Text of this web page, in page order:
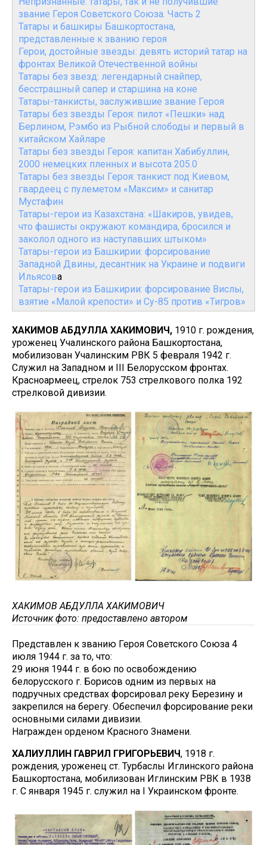
звание Героя Советского Союза. Часть 2
Татары и башкиры Башкортостана,
представленные к званию героя
Герои, достойные звезды: девять историй татар на
фронтах Великой Отечественной войны
Татары без звезд: легендарный снайпер,
бесстрашный сапер и старшина на коне
Татары-танкисты, заслужившие звание Героя
Татары без звезды Героя: пилот «Пешки» над
Берлином, Рэмбо из Рыбной слободы и первый в
китайском Хайларе
Татары без звезды Героя: капитан Хабибуллин,
2000 немецких пленных и высота 205.0
Татары без звезды Героя: танкист под Киевом,
гвардеец с пулеметом «Максим» и санитар
Мустафин
Татары-герои из Казахстана: «Шакиров, увидев,
что фашисты окружают командира, бросился и
заколол одного из наступавших штыком»
Татары-герои из Башкирии: форсирование
Западной Двины, десантник на Украине и подвиги
Ильясова
Татары-герои из Башкирии: форсирование Вислы,
взятие «Малой крепости» и Су-85 против «Тигров»
ХАКИМОВ АБДУЛЛА ХАКИМОВИЧ, 1910 г. рождения,
уроженец Учалинского района Башкортостана,
мобилизован Учалинским РВК 5 февраля 1942 г.
Служил на Западном и III Белорусском фронтах.
Красноармеец, стрелок 753 стрелкового полка 192
стрелковой дивизии.
ХАКИМОВ АБДУЛЛА ХАКИМОВИЧ
Источник фото: предоставлено автором
Представлен к званию Героя Советского Союза 4
июля 1944 г. за то, что:
29 июня 1944 г. в бою по освобождению
белорусского г. Борисов одним из первых на
подручных средствах форсировал реку Березину и
закрепился на берегу. Обеспечил форсирование реки
основными силами дивизии.
Награжден орденом Красного Знамени.
ХАЛИУЛЛИН ГАВРИЛ ГРИГОРЬЕВИЧ, 1918 г.
рождения, уроженец ст. Турбаслы Иглинского района
Башкортостана, мобилизован Иглинским РВК в 1938
г. С января 1945 г. служил на I Украинском фронте.